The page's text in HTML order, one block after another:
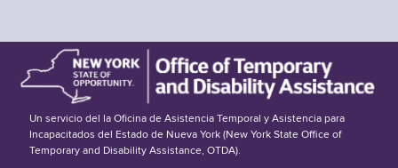
Un servicio del la Oficina de Asistencia Temporal y Asistencia para
Incapacitados del Estado de Nueva York (New York State Office of
Temporary and Disability Assistance, OTDA).